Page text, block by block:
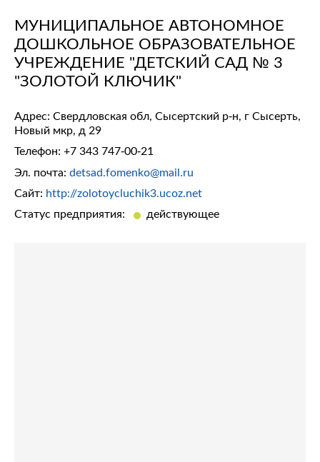
МУНИЦИПАЛЬНОЕ АВТОНОМНОЕ
ДОШКОЛЬНОЕ ОБРАЗОВАТЕЛЬНОЕ
УЧРЕЖДЕНИЕ "ДЕТСКИЙ САД № 3
"ЗОЛОТОЙ КЛЮЧИК"
Адрес: Свердловская обл, Сысертский р-н, г Сысерть,
Новый мкр, д 29
Телефон: +7 343 747-00-21
Эл. почта: detsad.fomenko@mail.ru
Сайт: http://zolotoycluchik3.ucoz.net
Статус предприятия:
действующее